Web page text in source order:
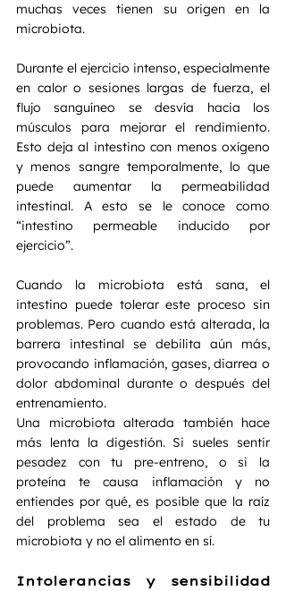
muchas veces tienen su origen en la
microbiota.
Durante el ejercicio intenso, especialmente
en calor o sesiones largas de fuerza, el
flujo sanguíneo se desvía hacia los
músculos para mejorar el rendimiento.
Esto deja al intestino con menos oxígeno
y menos sangre temporalmente, lo que
puede aumentar la permeabilidad
intestinal. A esto se le conoce como
“intestino permeable inducido por
ejercicio”.
Cuando la microbiota está sana, el
intestino puede tolerar este proceso sin
problemas. Pero cuando está alterada, la
barrera intestinal se debilita aún más,
provocando inflamación, gases, diarrea o
dolor abdominal durante o después del
entrenamiento.
Una microbiota alterada también hace
más lenta la digestión. Si sueles sentir
pesadez con tu pre-entreno, o si la
proteína te causa inflamación y no
entiendes por qué, es posible que la raíz
del problema sea el estado de tu
microbiota y no el alimento en sí.
Intolerancias y sensibilidad